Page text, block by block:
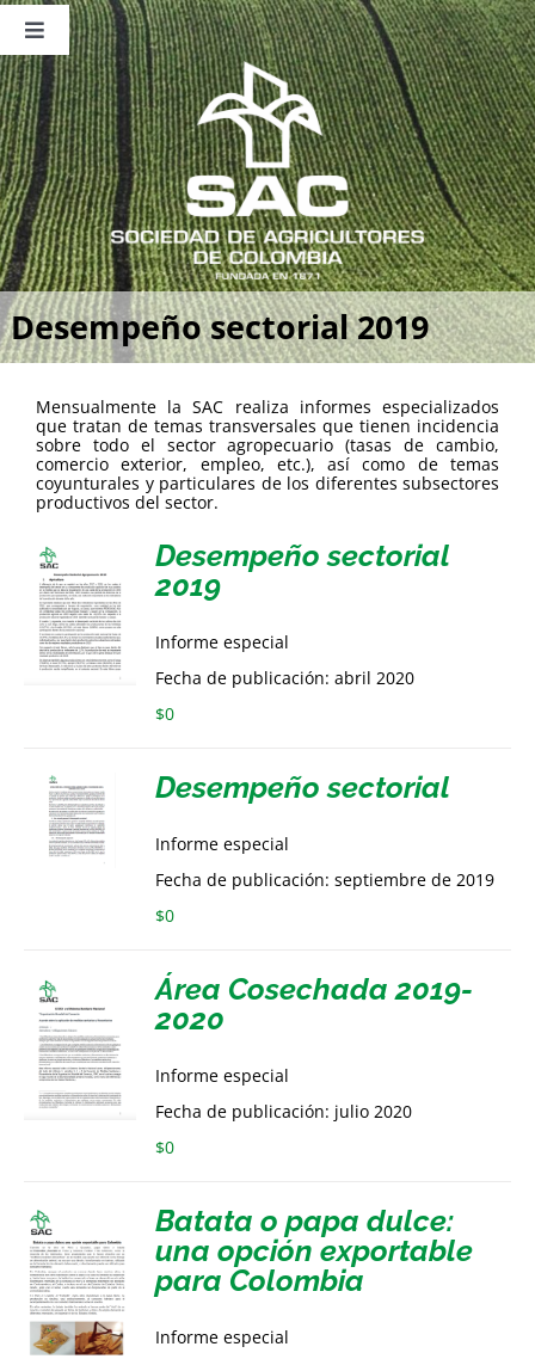
Saltar
contenido
Toggle
Navigation
Nosotros
Publicaciones
Sala de Prensa
Eventos
Desempeño sectorial 2019
Mensualmente la SAC realiza informes especializados
que tratan de temas transversales que tienen incidencia
sobre todo el sector agropecuario (tasas de cambio,
comercio exterior, empleo, etc.), así como de temas
coyunturales y particulares de los diferentes subsectores
productivos del sector.
Desempeño sectorial
2019
Informe especial
Fecha de publicación: abril 2020
$0
Desempeño sectorial
Informe especial
Fecha de publicación: septiembre de 2019
$0
Área Cosechada 2019-
2020
Informe especial
Fecha de publicación: julio 2020
$0
Batata o papa dulce:
una opción exportable
para Colombia
Informe especial